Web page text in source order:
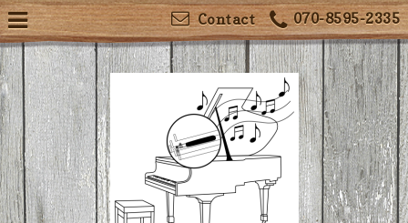
070-8595-2335
Contact